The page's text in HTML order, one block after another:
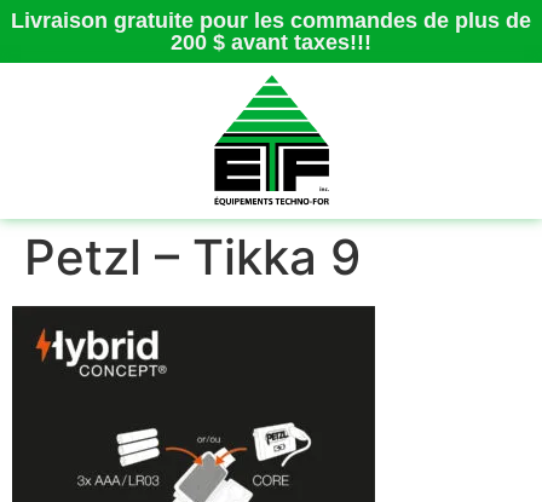
Livraison gratuite pour les commandes de plus de
200 $ avant taxes!!!
Petzl – Tikka 9